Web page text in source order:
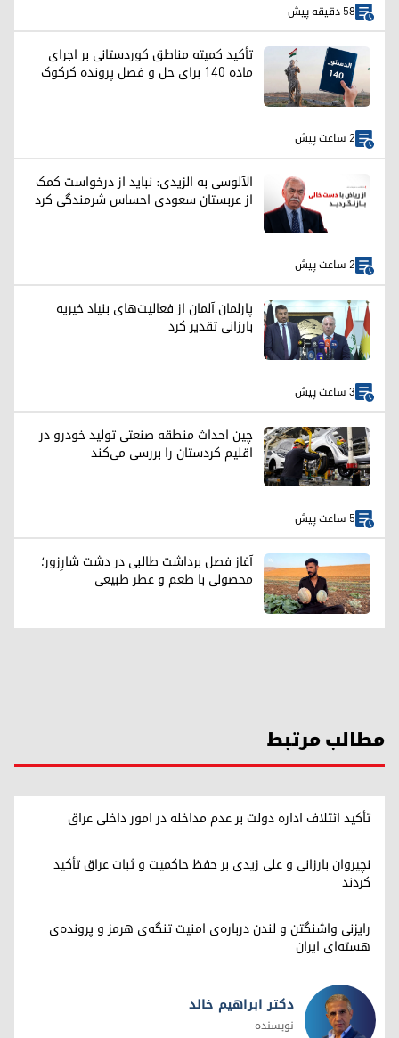
58 دقیقه پیش
تأکید کمیته مناطق کوردستانی بر اجرای
ماده ۱۴۰ برای حل و فصل پرونده کرکوک
2 ساعت پیش
الآلوسی به الزیدی: نباید از درخواست کمک
از عربستان سعودی احساس شرمندگی کرد
2 ساعت پیش
پارلمان آلمان از فعالیت‌های بنیاد خیریه
بارزانی تقدیر کرد
3 ساعت پیش
چین احداث منطقه صنعتی تولید خودرو در
اقلیم کردستان را بررسی می‌کند
5 ساعت پیش
آغاز فصل برداشت طالبی در دشت شارِزور؛
محصولی با طعم و عطر طبیعی
مطالب مرتبط
تأکید ائتلاف اداره دولت بر عدم مداخله در امور داخلی عراق
نچیروان بارزانی و علی زیدی بر حفظ حاکمیت و ثبات عراق تأکید
کردند
رایزنی واشنگتن و لندن درباره‌ی امنیت تنگه‌ی هرمز و پرونده‌ی
هسته‌ای ایران
دکتر ابراهیم خالد
نویسنده